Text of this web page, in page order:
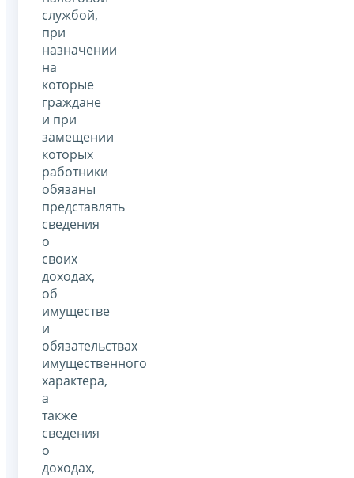
службой,
при
назначении
на
которые
граждане
и при
замещении
которых
работники
обязаны
представлять
сведения
о
своих
доходах,
об
имуществе
и
обязательствах
имущественного
характера,
а
также
сведения
о
доходах,